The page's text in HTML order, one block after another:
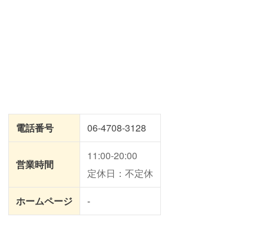
電話番号 06-4708-3128
営業時間
11:00-20:00
定休日：不定休
ホームページ -